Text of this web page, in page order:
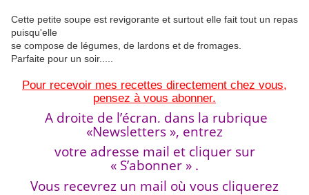
Cette petite soupe est revigorante et surtout elle fait tout un repas
puisqu'elle
se compose de légumes, de lardons et de fromages.
Parfaite pour un soir.....
Pour recevoir mes recettes directement chez vous,
pensez à vous abonner.
A droite de l’écran, dans la rubrique
«Newsletters », entrez
votre adresse mail et cliquer sur
« S’abonner » .
Vous recevrez un mail où vous cliquerez